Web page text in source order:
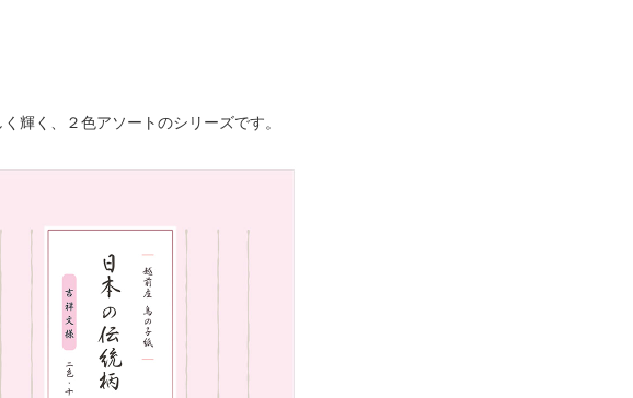
輝く、２色アソートのシリーズです。